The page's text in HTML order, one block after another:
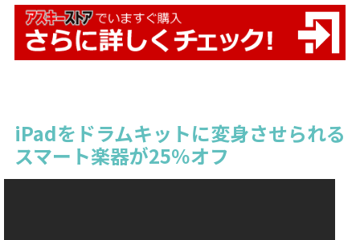
iPadをドラムキットに変身させられる
スマート楽器が25％オフ